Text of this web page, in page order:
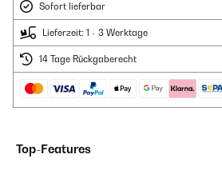
Sofort lieferbar
Lieferzeit: 1 - 3 Werktage
14 Tage Rückgaberecht
Top-Features